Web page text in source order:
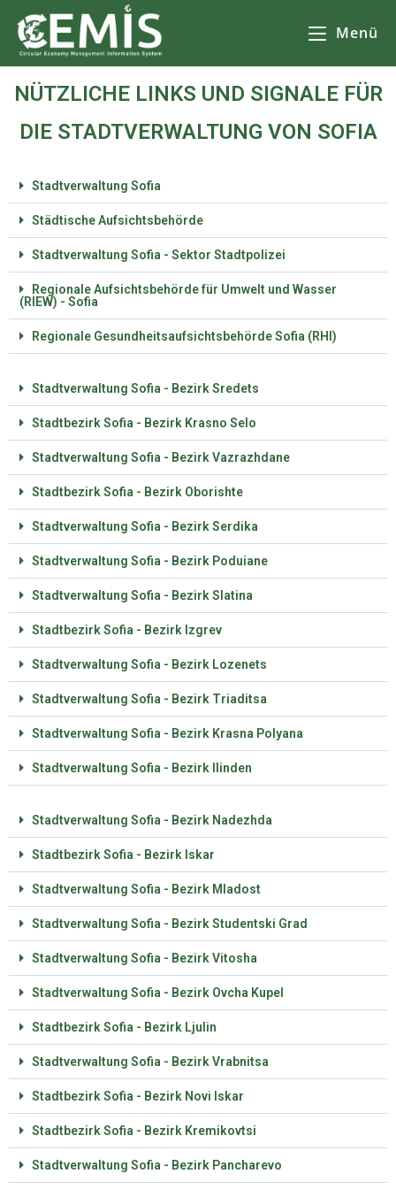
Menü
NÜTZLICHE LINKS UND SIGNALE FÜR
DIE STADTVERWALTUNG VON SOFIA
Stadtverwaltung Sofia
Städtische Aufsichtsbehörde
Stadtverwaltung Sofia - Sektor Stadtpolizei
Regionale Aufsichtsbehörde für Umwelt und Wasser
(RIEW) - Sofia
Regionale Gesundheitsaufsichtsbehörde Sofia (RHI)
Stadtverwaltung Sofia - Bezirk Sredets
Stadtbezirk Sofia - Bezirk Krasno Selo
Stadtverwaltung Sofia - Bezirk Vazrazhdane
Stadtbezirk Sofia - Bezirk Oborishte
Stadtverwaltung Sofia - Bezirk Serdika
Stadtverwaltung Sofia - Bezirk Poduiane
Stadtverwaltung Sofia - Bezirk Slatina
Stadtbezirk Sofia - Bezirk Izgrev
Stadtverwaltung Sofia - Bezirk Lozenets
Stadtverwaltung Sofia - Bezirk Triaditsa
Stadtverwaltung Sofia - Bezirk Krasna Polyana
Stadtverwaltung Sofia - Bezirk Ilinden
Stadtverwaltung Sofia - Bezirk Nadezhda
Stadtbezirk Sofia - Bezirk Iskar
Stadtverwaltung Sofia - Bezirk Mladost
Stadtverwaltung Sofia - Bezirk Studentski Grad
Stadtverwaltung Sofia - Bezirk Vitosha
Stadtverwaltung Sofia - Bezirk Ovcha Kupel
Stadtbezirk Sofia - Bezirk Ljulin
Stadtverwaltung Sofia - Bezirk Vrabnitsa
Stadtbezirk Sofia - Bezirk Novi Iskar
Stadtbezirk Sofia - Bezirk Kremikovtsi
Stadtverwaltung Sofia - Bezirk Pancharevo